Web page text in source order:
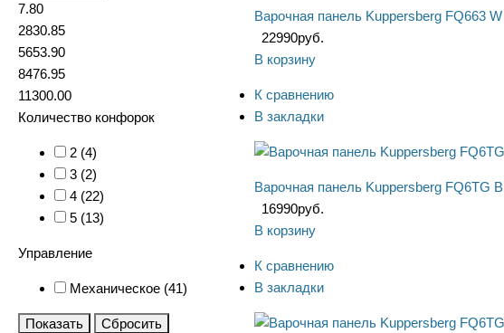
7.80
2830.85
5653.90
8476.95
11300.00
Количество конфорок
2 (4)
3 (2)
4 (22)
5 (13)
Управление
Механическое (41)
Показать Сбросить
Варочная панель Kuppersberg FQ663 W
22990руб.
В корзину
К сравнению
В закладки
Варочная панель Kuppersberg FQ6TG B
16990руб.
В корзину
К сравнению
В закладки